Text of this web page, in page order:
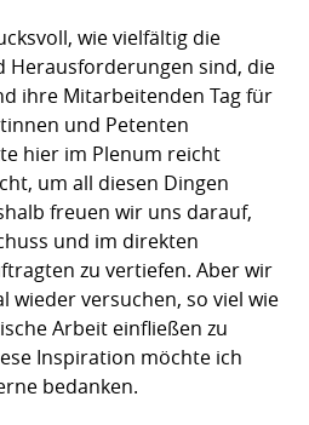
wie vielfältig die
Herausforderungen sind, die
ihre Mitarbeitenden Tag für
und Petenten
hier im Plenum reicht
um all diesen Dingen
freuen wir uns darauf,
und im direkten
zu vertiefen. Aber wir
wieder versuchen, so viel wie
Arbeit einfließen zu
Inspiration möchte ich
bedanken.